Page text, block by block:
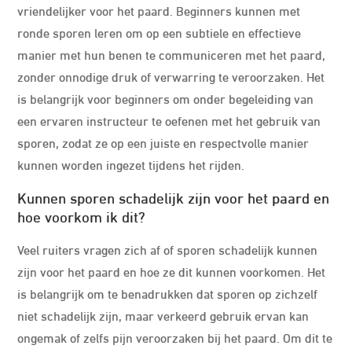
vriendelijker voor het paard. Beginners kunnen met
ronde sporen leren om op een subtiele en effectieve
manier met hun benen te communiceren met het paard,
zonder onnodige druk of verwarring te veroorzaken. Het
is belangrijk voor beginners om onder begeleiding van
een ervaren instructeur te oefenen met het gebruik van
sporen, zodat ze op een juiste en respectvolle manier
kunnen worden ingezet tijdens het rijden.
Kunnen sporen schadelijk zijn voor het paard en
hoe voorkom ik dit?
Veel ruiters vragen zich af of sporen schadelijk kunnen
zijn voor het paard en hoe ze dit kunnen voorkomen. Het
is belangrijk om te benadrukken dat sporen op zichzelf
niet schadelijk zijn, maar verkeerd gebruik ervan kan
ongemak of zelfs pijn veroorzaken bij het paard. Om dit te